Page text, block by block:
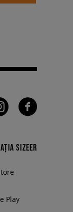
SIZEER